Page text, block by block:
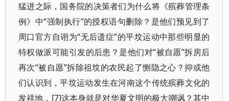
猛进之际，国务院的决策者们为什么将《殡葬管理条
例》中“强制执行”的授权语句删除？是他们预见到了
周口官方自诩为“无后遗症”的平坟运动中那些明显的
特权做派可能引发的后患？是他们对“被自愿”拆房后
再次“被自愿”拆除祖坟的农民起了恻隐之心？抑或他
们认识到，平坟运动发生在河南这个传统殡葬文化的
发祥地，[7]这本身就是对华夏文明的极大嘲讽？其中